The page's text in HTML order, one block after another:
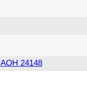
AOH 24148